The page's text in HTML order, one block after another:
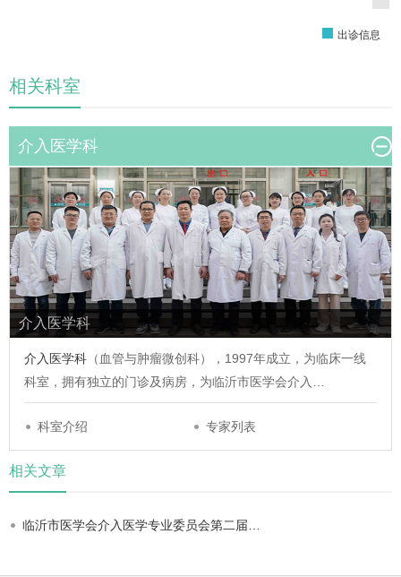
出诊信息
相关科室
介入医学科
介入医学科
介入医学科 （血管与肿瘤微创科），1997年成立，为临床一线
科室，拥有独立的门诊及病房，为临沂市医学会介入…
科室介绍 专家列表
相关文章
临沂市医学会介入医学专业委员会第二届…